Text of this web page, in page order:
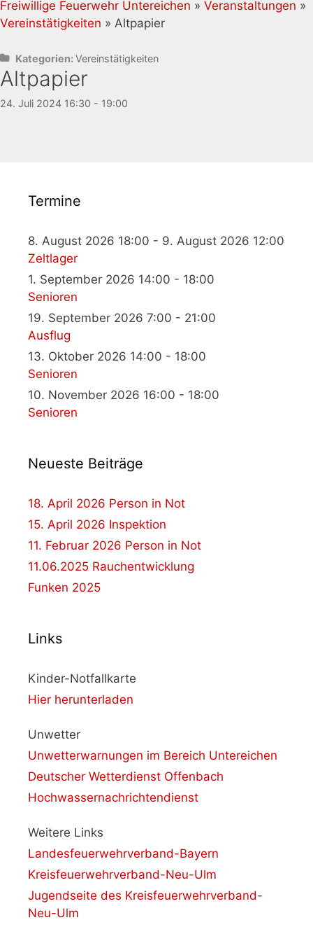
Freiwillige Feuerwehr Untereichen » Veranstaltungen »
Vereinstätigkeiten » Altpapier
Kategorien:Vereinstätigkeiten
Altpapier
24. Juli 2024 16:30 - 19:00
Termine
8. August 2026 18:00 - 9. August 2026 12:00
Zeltlager
1. September 2026 14:00 - 18:00
Senioren
19. September 2026 7:00 - 21:00
Ausflug
13. Oktober 2026 14:00 - 18:00
Senioren
10. November 2026 16:00 - 18:00
Senioren
Neueste Beiträge
18. April 2026 Person in Not
15. April 2026 Inspektion
11. Februar 2026 Person in Not
11.06.2025 Rauchentwicklung
Funken 2025
Links
Kinder-Notfallkarte
Hier herunterladen
Unwetter
Unwetterwarnungen im Bereich Untereichen
Deutscher Wetterdienst Offenbach
Hochwassernachrichtendienst
Weitere Links
Landesfeuerwehrverband-Bayern
Kreisfeuerwehrverband-Neu-Ulm
Jugendseite des Kreisfeuerwehrverband-
Neu-Ulm